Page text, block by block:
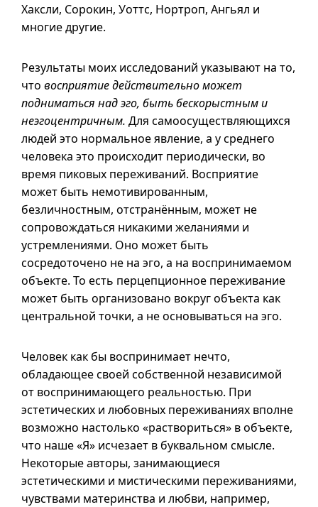
Хаксли, Сорокин, Уоттс, Нортроп, Ангьял и
многие другие.
Результаты моих исследований указывают на то,
что восприятие действительно может
подниматься над эго, быть бескорыстным и
неэгоцентричным. Для самоосуществляющихся
людей это нормальное явление, а усреднего
человека это происходит периодически, во
время пиковых переживаний. Восприятие
может быть немотивированным,
безличностным, отстранённым, может не
сопровождаться никакими желаниями и
устремлениями. Оно может быть
сосредоточено не на эго, а на воспринимаемом
объекте. То есть перцепционное переживание
может быть организовано вокруг объекта как
центральной точки, а не основываться на эго.
Человек как бы воспринимает нечто,
обладающее своей собственной независимой
от воспринимающего реальностью. При
эстетических и любовных переживаниях вполне
возможно настолько «раствориться» в объекте,
что наше «Я» исчезает в буквальном смысле.
Некоторые авторы, занимающиеся
эстетическими и мистическими переживаниями,
чувствами материнства и любви, например,